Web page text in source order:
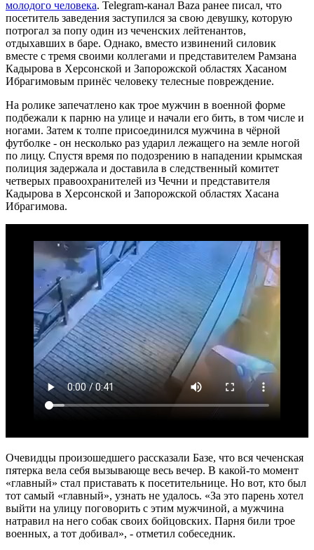
молодого человека. Telegram-канал Baza ранее писал, что
посетитель заведения заступился за свою девушку, которую
потрогал за попу один из чеченских лейтенантов,
отдыхавших в баре. Однако, вместо извинений силовик
вместе с тремя своими коллегами и представителем Рамзана
Кадырова в Херсонской и Запорожской областях Хасаном
Ибрагимовым принёс человеку телесные повреждение.
На ролике запечатлено как трое мужчин в военной форме
подбежали к парню на улице и начали его бить, в том числе и
ногами. Затем к толпе присоединился мужчина в чёрной
футболке - он несколько раз ударил лежащего на земле ногой
по лицу. Спустя время по подозрению в нападении крымская
полиция задержала и доставила в следственный комитет
четверых правоохранителей из Чечни и представителя
Кадырова в Херсонской и Запорожской областях Хасана
Ибрагимова.
Очевидцы произошедшего рассказали Базе, что вся чеченская
пятерка вела себя вызывающе весь вечер. В какой-то момент
«главный» стал приставать к посетительнице. Но вот, кто был
тот самый «главный», узнать не удалось. «За это парень хотел
выйти на улицу поговорить с этим мужчиной, а мужчина
натравил на него собак своих бойцовских. Парня били трое
военных, а тот добивал», - отметил собеседник.